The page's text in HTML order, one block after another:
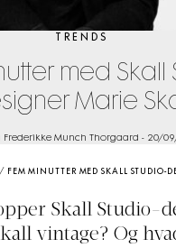
TRENDS
med Skall
Marie
Frederikke Munch Thorgaard - 20/
/ FEM MINUTTER MED SKALL STUDIO-
Skall Studio-
vintage? Og